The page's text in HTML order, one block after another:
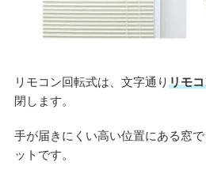
リモコン回転式は、文字通りリモ
閉します。
手が届きにくい高い位置にある窓
ットです。